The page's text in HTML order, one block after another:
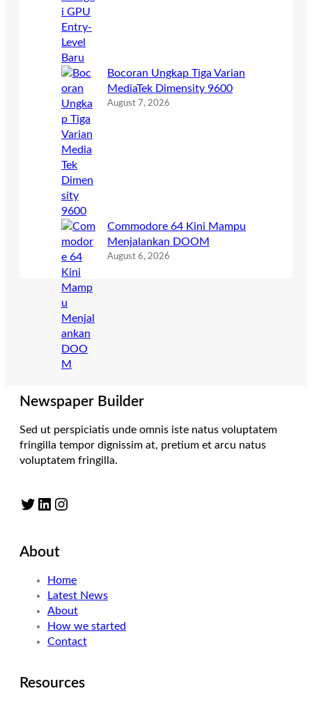
Bocoran Ungkap Tiga Varian
MediaTek Dimensity 9600
August 7, 2026
Commodore 64 Kini Mampu
Menjalankan DOOM
August 6, 2026
Newspaper Builder
Sed ut perspiciatis unde omnis iste natus voluptatem
fringilla tempor dignissim at, pretium et arcu natus
voluptatem fringilla.
Twitter LinkedIn Instagram
About
Home
Latest News
About
How we started
Contact
Resources